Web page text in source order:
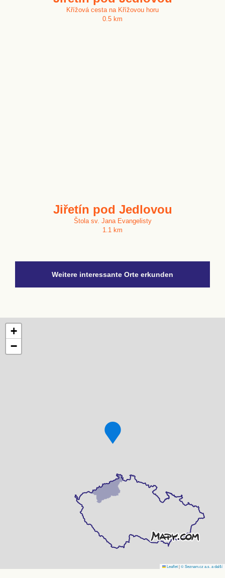
Křížová cesta na Křížovou horu
0.5 km
Jiřetín pod Jedlovou
Štola sv. Jana Evangelisty
1.1 km
Weitere interessante Orte erkunden
+
−
Leaflet|© Seznam.cz a.s. a další